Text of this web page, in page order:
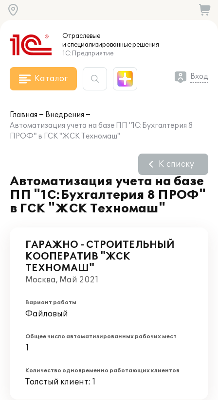
Отраслевые
и специализированныерешения
1С:Предприятие
Каталог Вход
Главная
Внедрения
Автоматизация учета на базе ПП "1С:Бухгалтерия 8
ПРОФ" в ГСК "ЖСК Техномаш"
Автоматизация учета на базе
ПП "1С:Бухгалтерия 8 ПРОФ"
в ГСК "ЖСК Техномаш"
К списку
ГАРАЖНО - СТРОИТЕЛЬНЫЙ
КООПЕРАТИВ "ЖСК
ТЕХНОМАШ"
Москва, Май 2021
Вариант работы
Файловый
Общее число автоматизированных рабочих мест
1
Количество одновременно работающих клиентов
Толстый клиент: 1